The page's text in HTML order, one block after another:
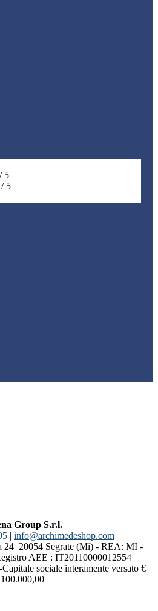
5
5
Group S.r.l.
| info@archimedeshop.com
24 20054 Segrate (Mi) - REA: MI -
AEE : IT20110000012554
sociale interamente versato €
100.000,00